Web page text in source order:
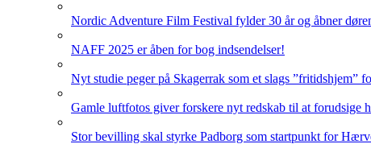
Nordic Adventure Film Festival fylder 30 år og åbner
NAFF 2025 er åben for bog indsendelser!
Nyt studie peger på Skagerrak som et slags ”fritidshjem”
Gamle luftfotos giver forskere nyt redskab til at forudsige
Stor bevilling skal styrke Padborg som startpunkt for